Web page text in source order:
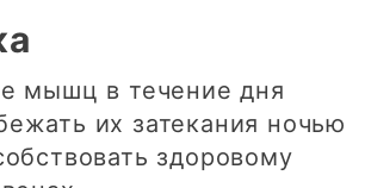
мышц в течение дня
их затекания ночью
здоровому